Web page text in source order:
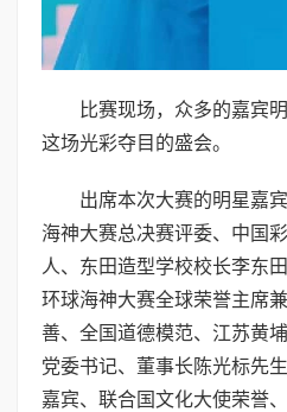
比赛现场，众多的嘉宾
这场光彩夺目的盛会。
出席本次大赛的明星嘉
海神大赛总决赛评委、中国
人、东田造型学校校长李东
环球海神大赛全球荣誉主席
善、全国道德模范、江苏黄
党委书记、董事长陈光标先
嘉宾、联合国文化大使荣誉